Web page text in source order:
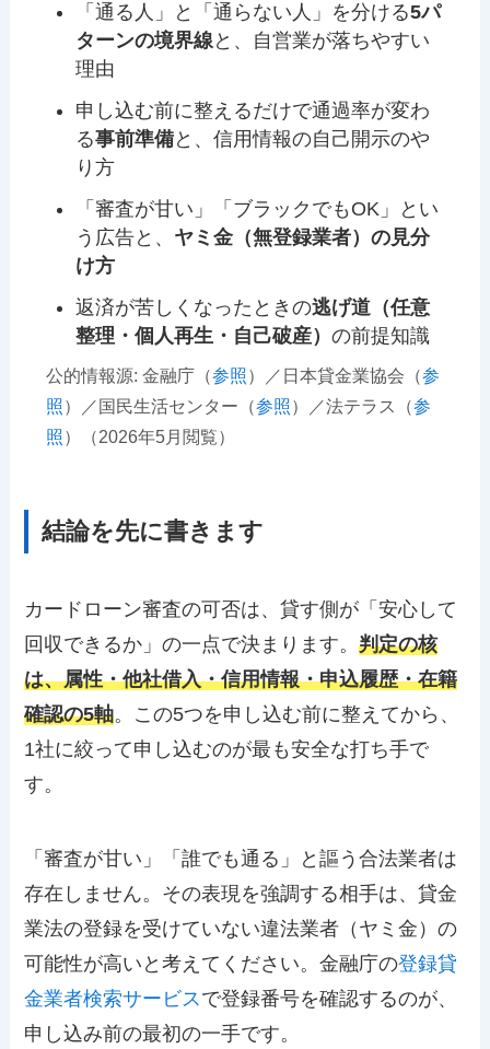
「通る人」と「通らない人」を分ける5パ
ターンの境界線 と、自営業が落ちやすい
理由
申し込む前に整えるだけで通過率が変わ
る事前準備と、信用情報の自己開示のや
り方
「審査が甘い」「ブラックでもOK」とい
う広告と、 ヤミ金（無登録業者）の見分
け方
返済が苦しくなったときの逃げ道（任意
整理・個人再生・自己破産）の前提知識
公的情報源: 金融庁（参照）／日本貸金業協会（参
照）／国民生活センター（参照）／法テラス（参
照）（2026年5月閲覧）
結論を先に書きます
カードローン審査の可否は、貸す側が「安心して
回収できるか」の一点で決まります。判定の核
は、属性・他社借入・信用情報・申込履歴・在籍
確認の5軸。この5つを申し込む前に整えてから、
1社に絞って申し込むのが最も安全な打ち手で
す。
「審査が甘い」「誰でも通る」と謳う合法業者は
存在しません。その表現を強調する相手は、貸金
業法の登録を受けていない違法業者（ヤミ金）の
可能性が高いと考えてください。金融庁の登録貸
金業者検索サービスで登録番号を確認するのが、
申し込み前の最初の一手です。